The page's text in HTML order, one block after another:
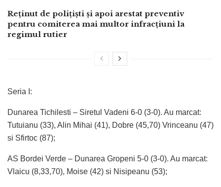
Reținut de polițiști și apoi arestat preventiv
pentru comiterea mai multor infracțiuni la
regimul rutier
Seria I:
Dunarea Tichilesti – Siretul Vadeni 6-0 (3-0). Au marcat:
Tutuianu (33), Alin Mihai (41), Dobre (45,70) Vrinceanu (47)
si Sfirtoc (87);
AS Bordei Verde – Dunarea Gropeni 5-0 (3-0). Au marcat:
Vlaicu (8,33,70), Moise (42) si Nisipeanu (53);